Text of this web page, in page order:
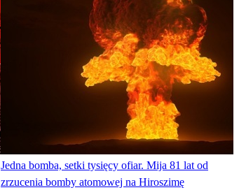
Jedna bomba, setki tysięcy ofiar. Mija 81 lat od
zrzucenia bomby atomowej na Hiroszimę